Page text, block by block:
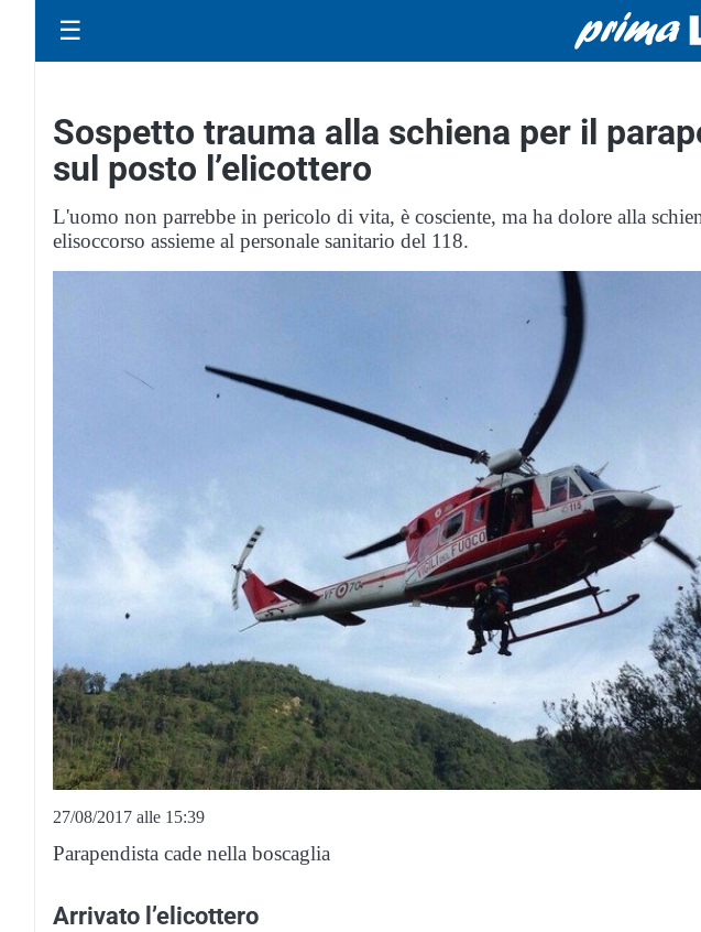
☰
Sospetto trauma alla schiena per il
sul posto l’elicottero
L'uomo non parrebbe in pericolo di vita, è cosciente, ma ha dolore alla
elisoccorso assieme al personale sanitario del 118.
27/08/2017 alle 15:39
Parapendista cade nella boscaglia
Arrivato l’elicottero